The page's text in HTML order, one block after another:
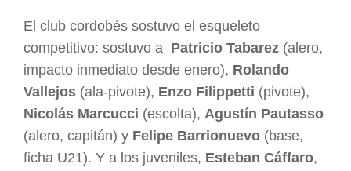
El club cordobés sostuvo el esqueleto
competitivo: sostuvo a Patricio Tabarez (alero,
impacto inmediato desde enero), Rolando
Vallejos (ala-pivote), Enzo Filippetti (pivote),
Nicolás Marcucci (escolta), Agustín Pautasso
(alero, capitán) y Felipe Barrionuevo (base,
ficha U21). Y a los juveniles, Esteban Cáffaro,